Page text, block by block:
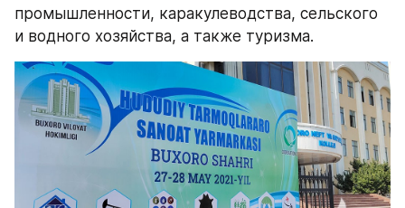
промышленности, каракулеводства, сельского
и водного хозяйства, а также туризма.